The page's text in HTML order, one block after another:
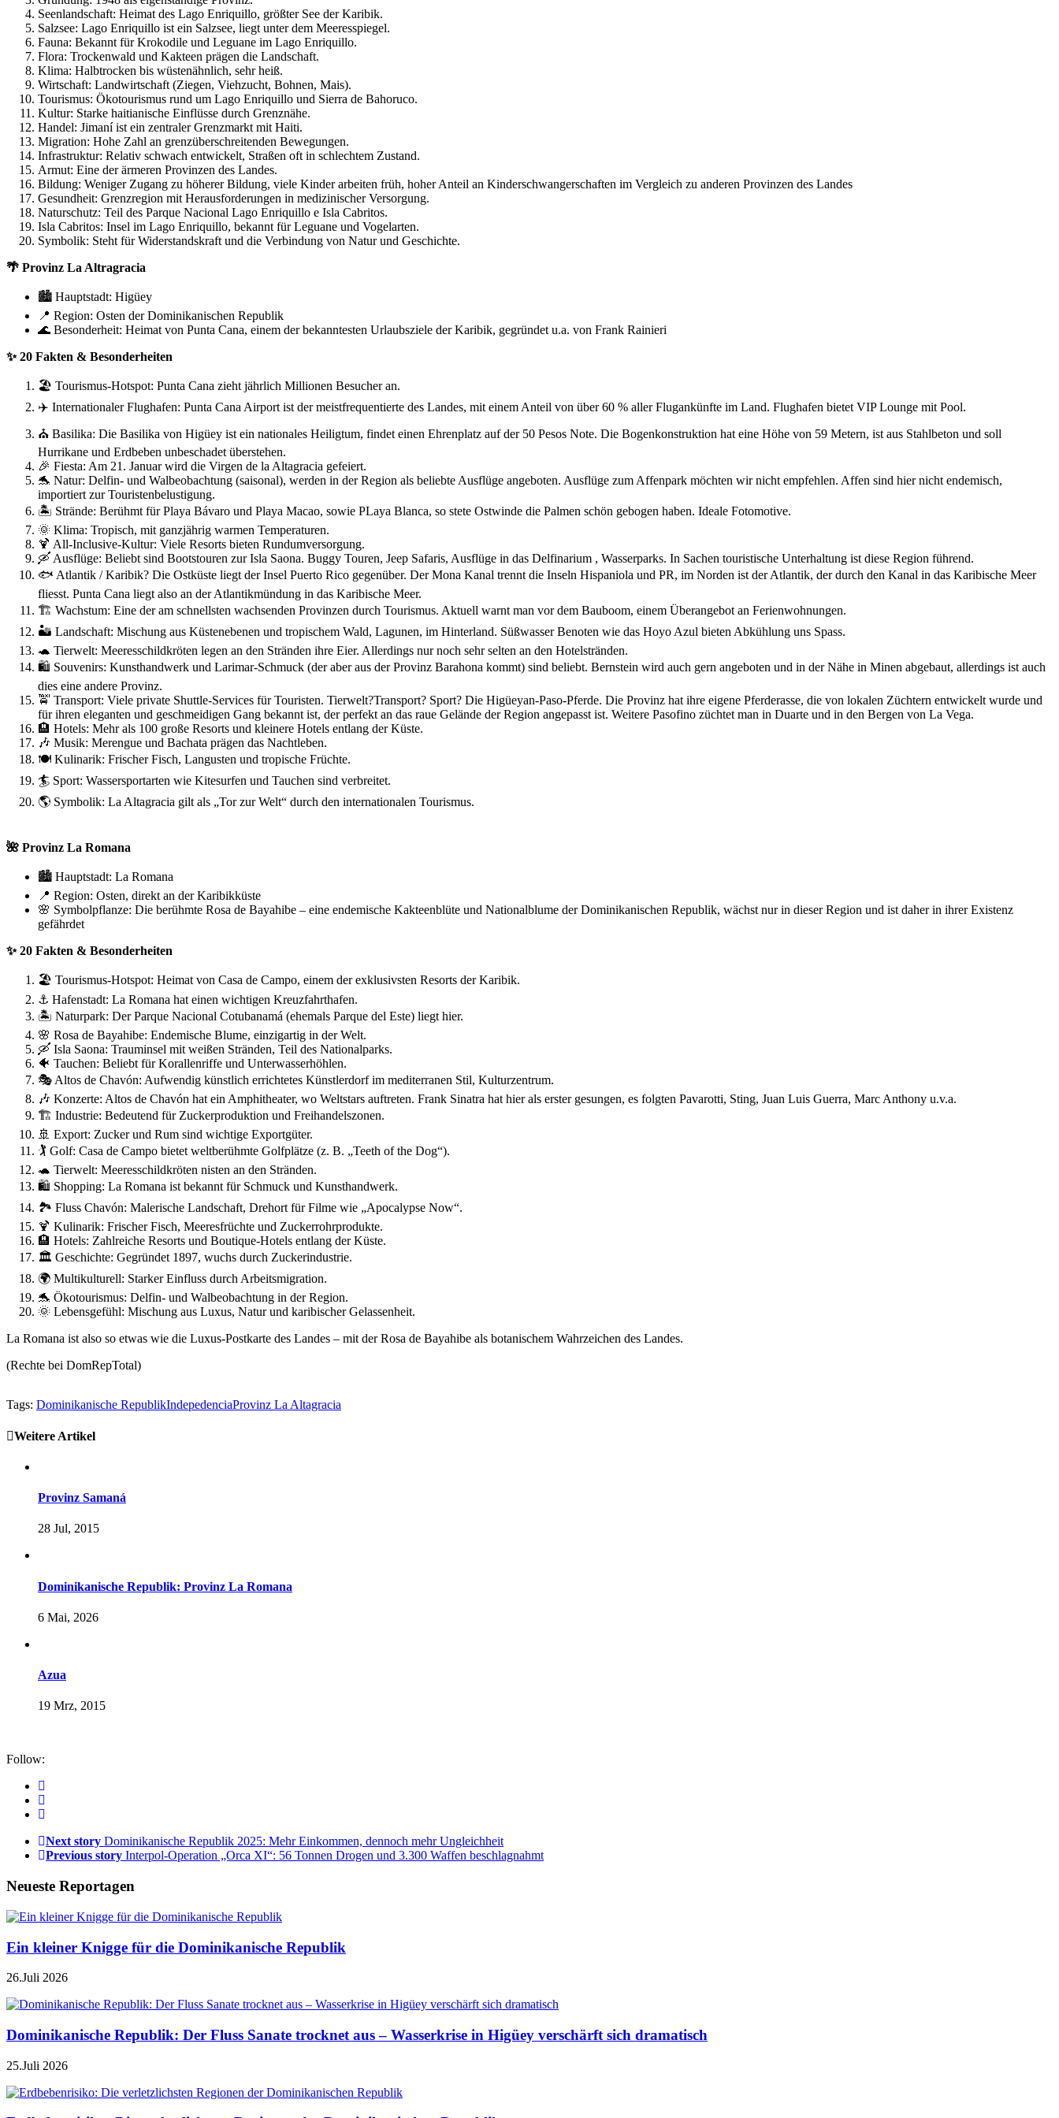
Seenlandschaft: Heimat des Lago Enriquillo, größter See der Karibik.
Salzsee: Lago Enriquillo ist ein Salzsee, liegt unter dem Meeresspiegel.
Fauna: Bekannt für Krokodile und Leguane im Lago Enriquillo.
Flora: Trockenwald und Kakteen prägen die Landschaft.
Klima: Halbtrocken bis wüstenähnlich, sehr heiß.
Wirtschaft: Landwirtschaft (Ziegen, Viehzucht, Bohnen, Mais).
Tourismus: Ökotourismus rund um Lago Enriquillo und Sierra de Bahoruco.
Kultur: Starke haitianische Einflüsse durch Grenznähe.
Handel: Jimaní ist ein zentraler Grenzmarkt mit Haiti.
Migration: Hohe Zahl an grenzüberschreitenden Bewegungen.
Infrastruktur: Relativ schwach entwickelt, Straßen oft in schlechtem Zustand.
Armut: Eine der ärmeren Provinzen des Landes.
Bildung: Weniger Zugang zu höherer Bildung, viele Kinder arbeiten früh, hoher Anteil an Kinderschwangerschaften im Vergleich zu anderen Provinzen des Landes
Gesundheit: Grenzregion mit Herausforderungen in medizinischer Versorgung.
Naturschutz: Teil des Parque Nacional Lago Enriquillo e Isla Cabritos.
Isla Cabritos: Insel im Lago Enriquillo, bekannt für Leguane und Vogelarten.
Symbolik: Steht für Widerstandskraft und die Verbindung von Natur und Geschichte.
🌴 Provinz La Altragracia
🏙 Hauptstadt: Higüey
📍 Region: Osten der Dominikanischen Republik
🌊 Besonderheit: Heimat von Punta Cana, einem der bekanntesten Urlaubsziele der Karibik, gegründet u.a. von Frank Rainieri
✨ 20 Fakten & Besonderheiten
🏖 Tourismus-Hotspot: Punta Cana zieht jährlich Millionen Besucher an.
✈️ Internationaler Flughafen: Punta Cana Airport ist der meistfrequentierte des Landes, mit einem Anteil von über 60 % aller Flugankünfte im Land. Flughafen bietet VIP Lounge mit Pool.
⛪ Basilika: Die Basilika von Higüey ist ein nationales Heiligtum, findet einen Ehrenplatz auf der 50 Pesos Note. Die Bogenkonstruktion hat eine Höhe von 59 Metern, ist aus Stahlbeton und soll
Hurrikane und Erdbeben unbeschadet überstehen.
🎉 Fiesta: Am 21. Januar wird die Virgen de la Altagracia gefeiert.
🐬 Natur: Delfin- und Walbeobachtung (saisonal), werden in der Region als beliebte Ausflüge angeboten. Ausflüge zum Affenpark möchten wir nicht empfehlen. Affen sind hier nicht endemisch,
importiert zur Touristenbelustigung.
🏝 Strände: Berühmt für Playa Bávaro und Playa Macao, sowie PLaya Blanca, so stete Ostwinde die Palmen schön gebogen haben. Ideale Fotomotive.
🌞 Klima: Tropisch, mit ganzjährig warmen Temperaturen.
🍹 All-Inclusive-Kultur: Viele Resorts bieten Rundumversorgung.
🛶 Ausflüge: Beliebt sind Bootstouren zur Isla Saona. Buggy Touren, Jeep Safaris, Ausflüge in das Delfinarium , Wasserparks. In Sachen touristische Unterhaltung ist diese Region führend.
🐟 Atlantik / Karibik? Die Ostküste liegt der Insel Puerto Rico gegenüber. Der Mona Kanal trennt die Inseln Hispaniola und PR, im Norden ist der Atlantik, der durch den Kanal in das Karibische Meer
fliesst. Punta Cana liegt also an der Atlantikmündung in das Karibische Meer.
🏗 Wachstum: Eine der am schnellsten wachsenden Provinzen durch Tourismus. Aktuell warnt man vor dem Bauboom, einem Überangebot an Ferienwohnungen.
🏜 Landschaft: Mischung aus Küstenebenen und tropischem Wald, Lagunen, im Hinterland. Süßwasser Benoten wie das Hoyo Azul bieten Abkühlung uns Spass.
🐢 Tierwelt: Meeresschildkröten legen an den Stränden ihre Eier. Allerdings nur noch sehr selten an den Hotelstränden.
🛍 Souvenirs: Kunsthandwerk und Larimar-Schmuck (der aber aus der Provinz Barahona kommt) sind beliebt. Bernstein wird auch gern angeboten und in der Nähe in Minen abgebaut, allerdings ist auch
dies eine andere Provinz.
🚖 Transport: Viele private Shuttle-Services für Touristen. Tierwelt?Transport? Sport? Die Higüeyan-Paso-Pferde. Die Provinz hat ihre eigene Pferderasse, die von lokalen Züchtern entwickelt wurde und
für ihren eleganten und geschmeidigen Gang bekannt ist, der perfekt an das raue Gelände der Region angepasst ist. Weitere Pasofino züchtet man in Duarte und in den Bergen von La Vega.
🏨 Hotels: Mehr als 100 große Resorts und kleinere Hotels entlang der Küste.
🎶 Musik: Merengue und Bachata prägen das Nachtleben.
🍽 Kulinarik: Frischer Fisch, Langusten und tropische Früchte.
🏄 Sport: Wassersportarten wie Kitesurfen und Tauchen sind verbreitet.
🌎 Symbolik: La Altagracia gilt als „Tor zur Welt“ durch den internationalen Tourismus.
🌺 Provinz La Romana
🏙 Hauptstadt: La Romana
📍 Region: Osten, direkt an der Karibikküste
🌸 Symbolpflanze: Die berühmte Rosa de Bayahibe – eine endemische Kakteenblüte und Nationalblume der Dominikanischen Republik, wächst nur in dieser Region und ist daher in ihrer Existenz
gefährdet
✨ 20 Fakten & Besonderheiten
🏖 Tourismus-Hotspot: Heimat von Casa de Campo, einem der exklusivsten Resorts der Karibik.
⚓ Hafenstadt: La Romana hat einen wichtigen Kreuzfahrthafen.
🏝 Naturpark: Der Parque Nacional Cotubanamá (ehemals Parque del Este) liegt hier.
🌸 Rosa de Bayahibe: Endemische Blume, einzigartig in der Welt.
🛶 Isla Saona: Trauminsel mit weißen Stränden, Teil des Nationalparks.
🐠 Tauchen: Beliebt für Korallenriffe und Unterwasserhöhlen.
🎭 Altos de Chavón: Aufwendig künstlich errichtetes Künstlerdorf im mediterranen Stil, Kulturzentrum.
🎶 Konzerte: Altos de Chavón hat ein Amphitheater, wo Weltstars auftreten. Frank Sinatra hat hier als erster gesungen, es folgten Pavarotti, Sting, Juan Luis Guerra, Marc Anthony u.v.a.
🏗 Industrie: Bedeutend für Zuckerproduktion und Freihandelszonen.
🚢 Export: Zucker und Rum sind wichtige Exportgüter.
🏌️ Golf: Casa de Campo bietet weltberühmte Golfplätze (z. B. „Teeth of the Dog“).
🐢 Tierwelt: Meeresschildkröten nisten an den Stränden.
🛍 Shopping: La Romana ist bekannt für Schmuck und Kunsthandwerk.
🏞 Fluss Chavón: Malerische Landschaft, Drehort für Filme wie „Apocalypse Now“.
🍹 Kulinarik: Frischer Fisch, Meeresfrüchte und Zuckerrohrprodukte.
🏨 Hotels: Zahlreiche Resorts und Boutique-Hotels entlang der Küste.
🏛 Geschichte: Gegründet 1897, wuchs durch Zuckerindustrie.
🌍 Multikulturell: Starker Einfluss durch Arbeitsmigration.
🐬 Ökotourismus: Delfin- und Walbeobachtung in der Region.
🌞 Lebensgefühl: Mischung aus Luxus, Natur und karibischer Gelassenheit.
La Romana ist also so etwas wie die Luxus-Postkarte des Landes – mit der Rosa de Bayahibe als botanischem Wahrzeichen des Landes.
(Rechte bei DomRepTotal)
Tags: Dominikanische RepublikIndepedenciaProvinz La Altagracia
Weitere Artikel
Provinz Samaná
28 Jul, 2015
Dominikanische Republik: Provinz La Romana
6 Mai, 2026
Azua
19 Mrz, 2015
Follow:
Next story Dominikanische Republik 2025: Mehr Einkommen, dennoch mehr Ungleichheit
Previous story Interpol-Operation „Orca XI“: 56 Tonnen Drogen und 3.300 Waffen beschlagnahmt
Neueste Reportagen
Ein kleiner Knigge für die Dominikanische Republik
26.Juli 2026
Dominikanische Republik: Der Fluss Sanate trocknet aus – Wasserkrise in Higüey verschärft sich dramatisch
25.Juli 2026